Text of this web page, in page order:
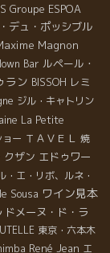
Groupe ESPOA
デュ・ポッシブル
Magnon
Bar ルペール・
ラン BISSOH レミ
ジル・キャトリン
La Petite
ー ＴＡＶＥＬ 焼
クザン エドゥワー
・エ・リボ、ルネ・
Sousa ワイン見本
ドメーヌ・ド・ラ
東京・六本木
René Jean エ